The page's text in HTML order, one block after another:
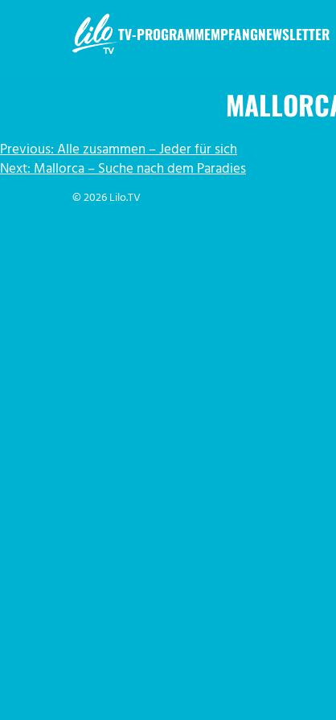
TV-PROGRAMMEMPFANGNEWSLETTER
BEITRAGSNAVIGATION
Previous:Alle zusammen – Jeder für sich
Next:Mallorca – Suche nach dem Paradies
© 2026 Lilo.TV